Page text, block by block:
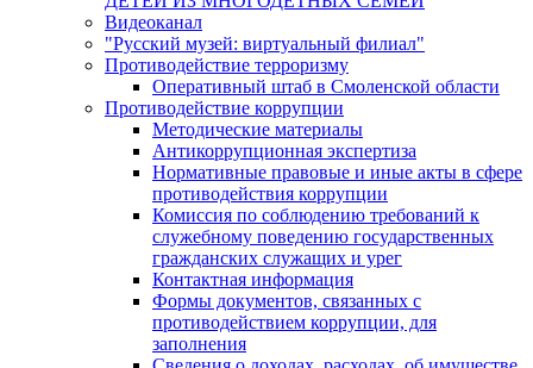
Видеоканал
"Русский музей: виртуальный филиал"
Противодействие терроризму
Оперативный штаб в Смоленской области
Противодействие коррупции
Методические материалы
Антикоррупционная экспертиза
Нормативные правовые и иные акты в сфере
противодействия коррупции
Комиссия по соблюдению требований к
служебному поведению государственных
гражданских служащих и урег
Контактная информация
Формы документов, связанных с
противодействием коррупции, для
заполнения